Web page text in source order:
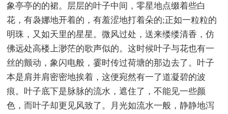
象亭亭的的裙。层层的叶子中间，零星地点缀着些白
花，有袅娜地开着的，有羞涩地打着朵的;正如一粒粒的
明珠，又如天里的星星。微风过处，送来缕缕清香，仿
佛远处高楼上渺茫的歌声似的。这时候叶子与花也有一
丝的颤动，象闪电般，霎时传过荷塘的那边去了。叶子
本是肩并肩密密地挨着，这便宛然有一了道凝碧的波
痕。叶子底下是脉脉的流水，遮住了，不能见一些颜
色，而叶子却更见风致了。月光如流水一般，静静地泻